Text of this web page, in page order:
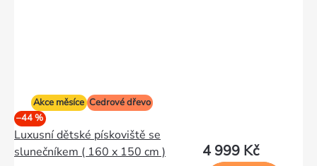
Akce měsíce Cedrové dřevo
–44 %
Luxusní dětské pískoviště se
slunečníkem ( 160 x 150 cm )
4 999 Kč